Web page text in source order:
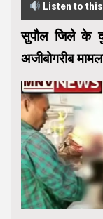
Listen to this
सुपौल जिले के
अजीबोगरीब